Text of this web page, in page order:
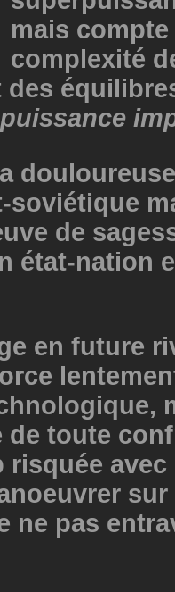
mais
complexité
soviétique
de
état-nation
en future
de toute
risquée
sur
ne pas